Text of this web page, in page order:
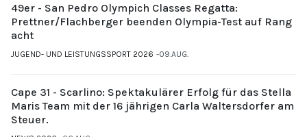
49er - San Pedro Olympich Classes Regatta:
Prettner/Flachberger beenden Olympia-Test auf Rang
acht
JUGEND- UND LEISTUNGSSPORT 2026 09.AUG.
Cape 31 - Scarlino: Spektakulärer Erfolg für das Stella
Maris Team mit der 16 jährigen Carla Waltersdorfer am
Steuer.